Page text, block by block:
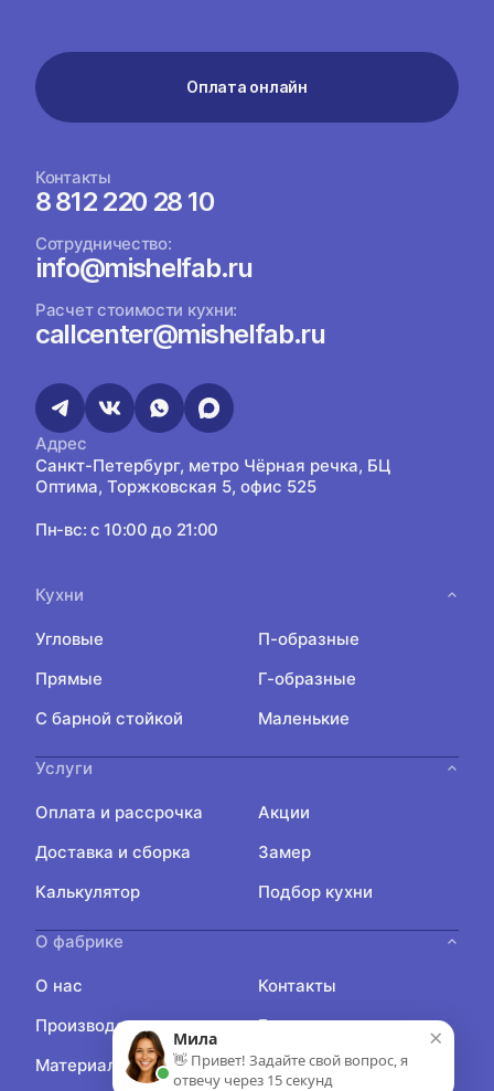
Оплата онлайн
Контакты
8 812 220 28 10
Сотрудничество:
info@mishelfab.ru
Расчет стоимости кухни:
callcenter@mishelfab.ru
Адрес
Санкт-Петербург, метро Чёрная речка, БЦ
Оптима, Торжковская 5, офис 525
Пн-вс: с 10:00 до 21:00
Кухни
Угловые
П-образные
Прямые
Г-образные
С барной стойкой
Маленькие
Услуги
Оплата и рассрочка
Акции
Доставка и сборка
Замер
Калькулятор
Подбор кухни
О фабрике
О нас
Контакты
Производство
Блог
Материалы
Отзывы
×
Мила
👋 Привет! Задайте свой вопрос, я
отвечу через 15 секунд